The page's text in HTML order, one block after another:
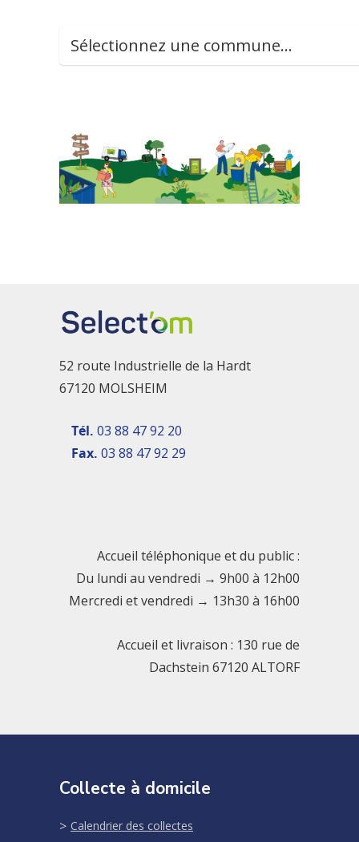
52 route Industrielle de la Hardt
67120 MOLSHEIM
Tél. 03 88 47 92 20
Fax. 03 88 47 92 29
Accueil téléphonique et du public :
Du lundi au vendredi → 9h00 à 12h00
Mercredi et vendredi → 13h30 à 16h00
Accueil et livraison : 130 rue de
Dachstein 67120 ALTORF
Collecte à domicile
Calendrier des collectes